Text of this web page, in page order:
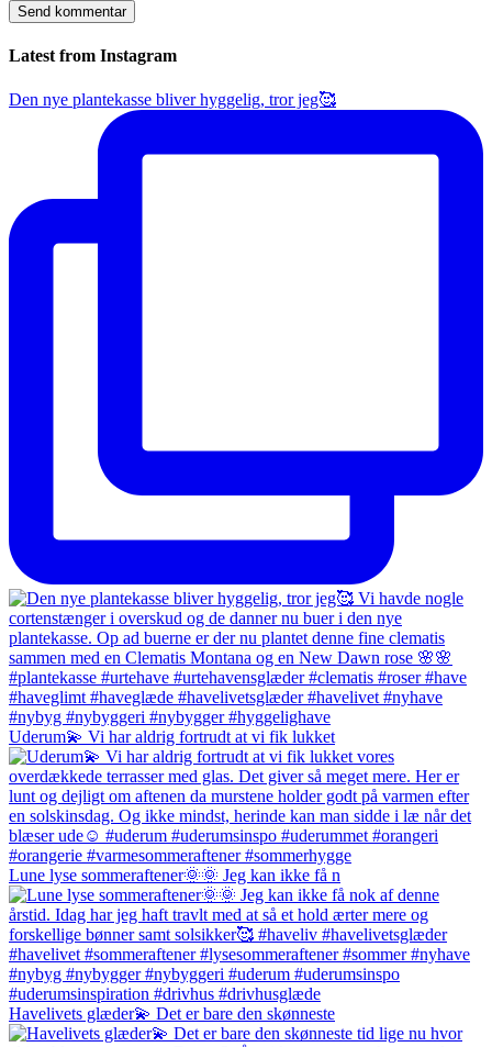
Latest from Instagram
Den nye plantekasse bliver hyggelig, tror jeg🥰
Uderum💫 Vi har aldrig fortrudt at vi fik lukket
Lune lyse sommeraftener🌞🌞 Jeg kan ikke få n
Havelivets glæder💫 Det er bare den skønneste